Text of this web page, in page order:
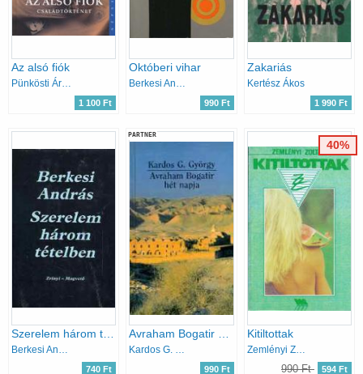
Az alsó fiók
1 100 Ft
Októberi vihar
990 Ft
Zakariás
Kertész Ákos
1 990 Ft
Szerelem három tételben
Berkesi András
740 Ft
PARTNER
Avraham Bogatir hét napja
Kardos G. György
990 Ft
Kitiltottak
Zemlényi Zoltán
990 Ft 594 Ft
40%